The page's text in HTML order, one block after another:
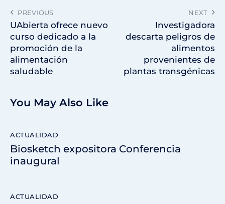
PREVIOUS
UAbierta ofrece nuevo
curso dedicado a la
promoción de la
alimentación
saludable
NEXT
Investigadora
descarta peligros de
alimentos
provenientes de
plantas transgénicas
You May Also Like
ACTUALIDAD
Biosketch expositora Conferencia
inaugural
ACTUALIDAD